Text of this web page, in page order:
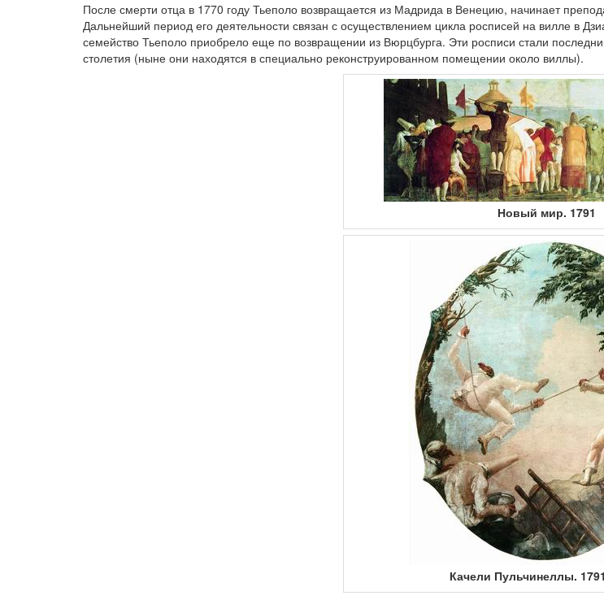
После смерти отца в 1770 году Тьеполо возвращается из Мадрида в Венецию, начинает
Дальнейший период его деятельности связан с осуществлением цикла росписей на вилле в
семейство Тьеполо приобрело еще по возвращении из Вюрцбурга. Эти росписи стали
столетия (ныне они находятся в специально реконструированном помещении около виллы).
Новый мир. 1791
Качели Пульчинеллы.